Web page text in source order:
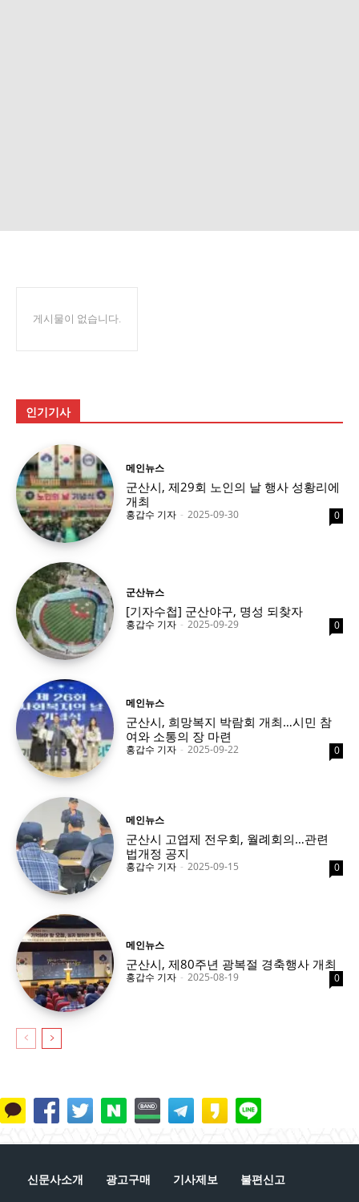
게시물이 없습니다.
인기기사
메인뉴스
군산시, 제29회 노인의 날 행사 성황리에
개최
홍갑수 기자 - 2025-09-30 0
군산뉴스
[기자수첩] 군산야구, 명성 되찾자
홍갑수 기자 - 2025-09-29 0
메인뉴스
군산시, 희망복지 박람회 개최…시민 참
여와 소통의 장 마련
홍갑수 기자 - 2025-09-22 0
메인뉴스
군산시 고엽제 전우회, 월례회의…관련
법개정 공지
홍갑수 기자 - 2025-09-15 0
메인뉴스
군산시, 제80주년 광복절 경축행사 개최
홍갑수 기자 - 2025-08-19 0
신문사소개 광고구매 기사제보 불편신고